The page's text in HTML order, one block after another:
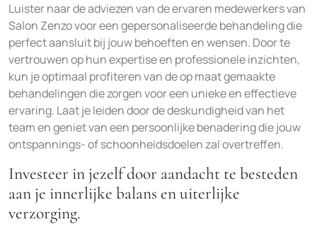
Luister naar de adviezen van de ervaren medewerkers van
Salon Zenzo voor een gepersonaliseerde behandeling die
perfect aansluit bij jouw behoeften en wensen. Door te
vertrouwen op hun expertise en professionele inzichten,
kun je optimaal profiteren van de op maat gemaakte
behandelingen die zorgen voor een unieke en effectieve
ervaring. Laat je leiden door de deskundigheid van het
team en geniet van een persoonlijke benadering die jouw
ontspannings- of schoonheidsdoelen zal overtreffen.
Investeer in jezelf door aandacht te besteden
aan je innerlijke balans en uiterlijke
verzorging.